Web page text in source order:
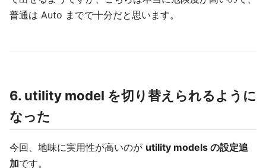
普通は Auto までで十分だと思います。
6. utility model を切り替えられるように
なった
今回、地味に実用性が高いのが utility models の設定追
加です。